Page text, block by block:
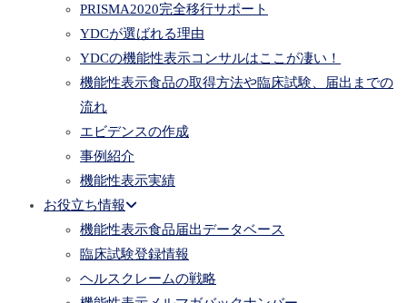
PRISMA2020完全移行サポート
YDCが選ばれる理由
YDCの機能性表示コンサルはここが凄い！
機能性表示食品の取得方法や臨床試験、届出までの
流れ
エビデンスの作成
事例紹介
機能性表示実績
お役立ち情報
機能性表示食品届出データベース
臨床試験登録情報
ヘルスクレームの戦略